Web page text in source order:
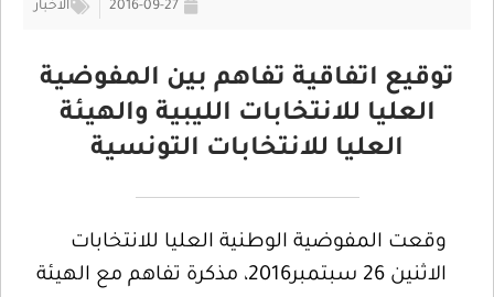
2016-09-27 الأخبار
توقيع اتفاقية تفاهم بين المفوضية
العليا للانتخابات الليبية والهيئة
العليا للانتخابات التونسية
وقعت المفوضية الوطنية العليا للانتخابات
الاثنين 26 سبتمبر2016، مذكرة تفاهم مع الهيئة